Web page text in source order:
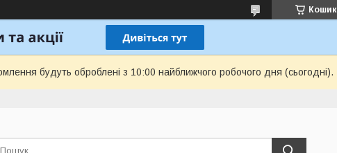
Кошик
будуть оброблені з 10:00 найближчого робочого дня (сьогодні).